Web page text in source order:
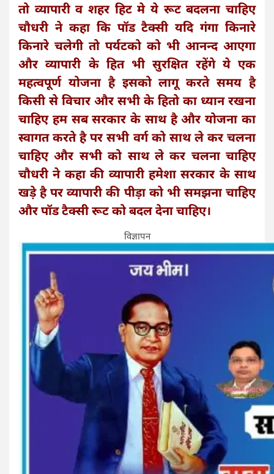
तो व्यापारी व शहर हिट मे ये रूट बदलना चाहिए
चौधरी ने कहा कि पॉड टैक्सी यदि गंगा किनारे
किनारे चलेगी तो पर्यटको को भी आनन्द आएगा
और व्यापारी के हित भी सुरक्षित रहेंगे ये एक
महत्वपूर्ण योजना है इसको लागू करते समय है
किसी से विचार और सभी के हितो का ध्यान रखना
चाहिए हम सब सरकार के साथ है और योजना का
स्वागत करते है पर सभी वर्ग को साथ ले कर चलना
चाहिए और सभी को साथ ले कर चलना चाहिए
चौधरी ने कहा की व्यापारी हमेशा सरकार के साथ
खड़े है पर व्यापारी की पीड़ा को भी समझना चाहिए
और पॉड टैक्सी रूट को बदल देना चाहिए।
विज्ञापन